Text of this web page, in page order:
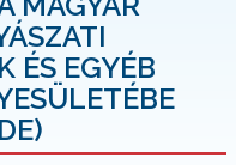
ÉS EGYÉB